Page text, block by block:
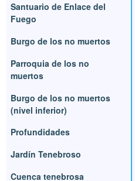
Santuario de Enlace del
Fuego
Burgo de los no muertos
Parroquia de los no
muertos
Burgo de los no muertos
(nivel inferior)
Profundidades
Jardín Tenebroso
Cuenca tenebrosa